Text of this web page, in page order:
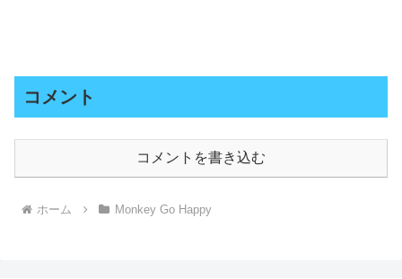
コメント
コメントを書き込む
ホーム Monkey Go Happy